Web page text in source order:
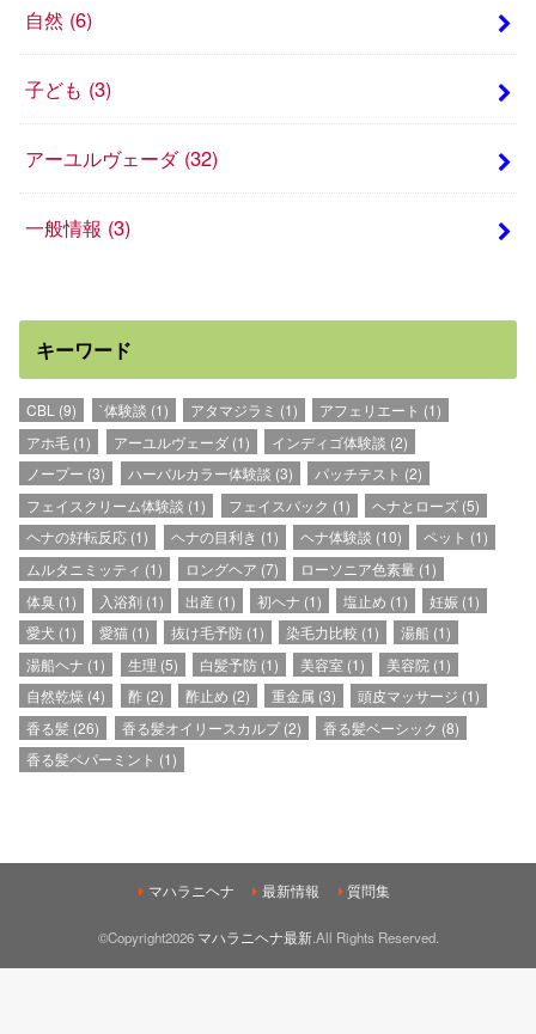
自然 (6)
子ども (3)
アーユルヴェーダ (32)
一般情報 (3)
キーワード
CBL (9) `体験談 (1) アタマジラミ (1) アフェリエート (1)
アホ毛 (1) アーユルヴェーダ(1) インディゴ体験談 (2)
ノープー (3) ハーバルカラー体験談 (3) パッチテスト (2)
フェイスクリーム体験談 (1) フェイスパック (1) ヘナとローズ(5)
ヘナの好転反応 (1) ヘナの目利き (1) ヘナ体験談 (10) ペット (1)
ムルタニミッティ (1) ロングヘア (7) ローソニア色素量(1)
体臭 (1) 入浴剤(1) 出産(1) 初ヘナ (1) 塩止め (1) 妊娠 (1)
愛犬 (1) 愛猫(1) 抜け毛予防(1) 染毛力比較 (1) 湯船 (1)
湯船ヘナ (1) 生理 (5) 白髪予防(1) 美容室 (1) 美容院 (1)
自然乾燥 (4) 酢(2) 酢止め (2) 重金属 (3) 頭皮マッサージ (1)
香る髪 (26) 香る髪オイリースカルプ(2) 香る髪ベーシック (8)
香る髪ペパーミント (1)
マハラニヘナ 最新情報 質問集
©Copyright2026 マハラニヘナ最新.All Rights Reserved.